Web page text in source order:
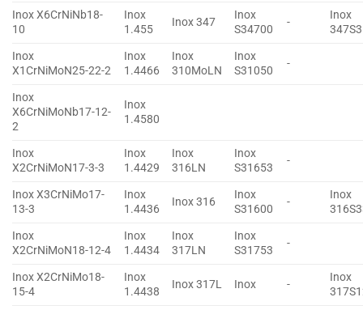
Inox X6CrNiNb18-
10
Inox
1.455
Inox 347
Inox
S34700
-
Inox
Inox
X1CrNiMoN25-22-2
Inox
1.4466
Inox
310MoLN
Inox
S31050
-
Inox
X6CrNiMoNb17-12-
2
Inox
1.4580
Inox
X2CrNiMoN17-3-3
Inox
1.4429
Inox
316LN
Inox
S31653
-
Inox X3CrNiMo17-
13-3
Inox
1.4436
Inox 316
Inox
S31600
-
Inox
Inox
X2CrNiMoN18-12-4
Inox
1.4434
Inox
317LN
Inox
S31753
-
Inox X2CrNiMo18-
15-4
Inox
1.4438
Inox 317L Inox -
Inox